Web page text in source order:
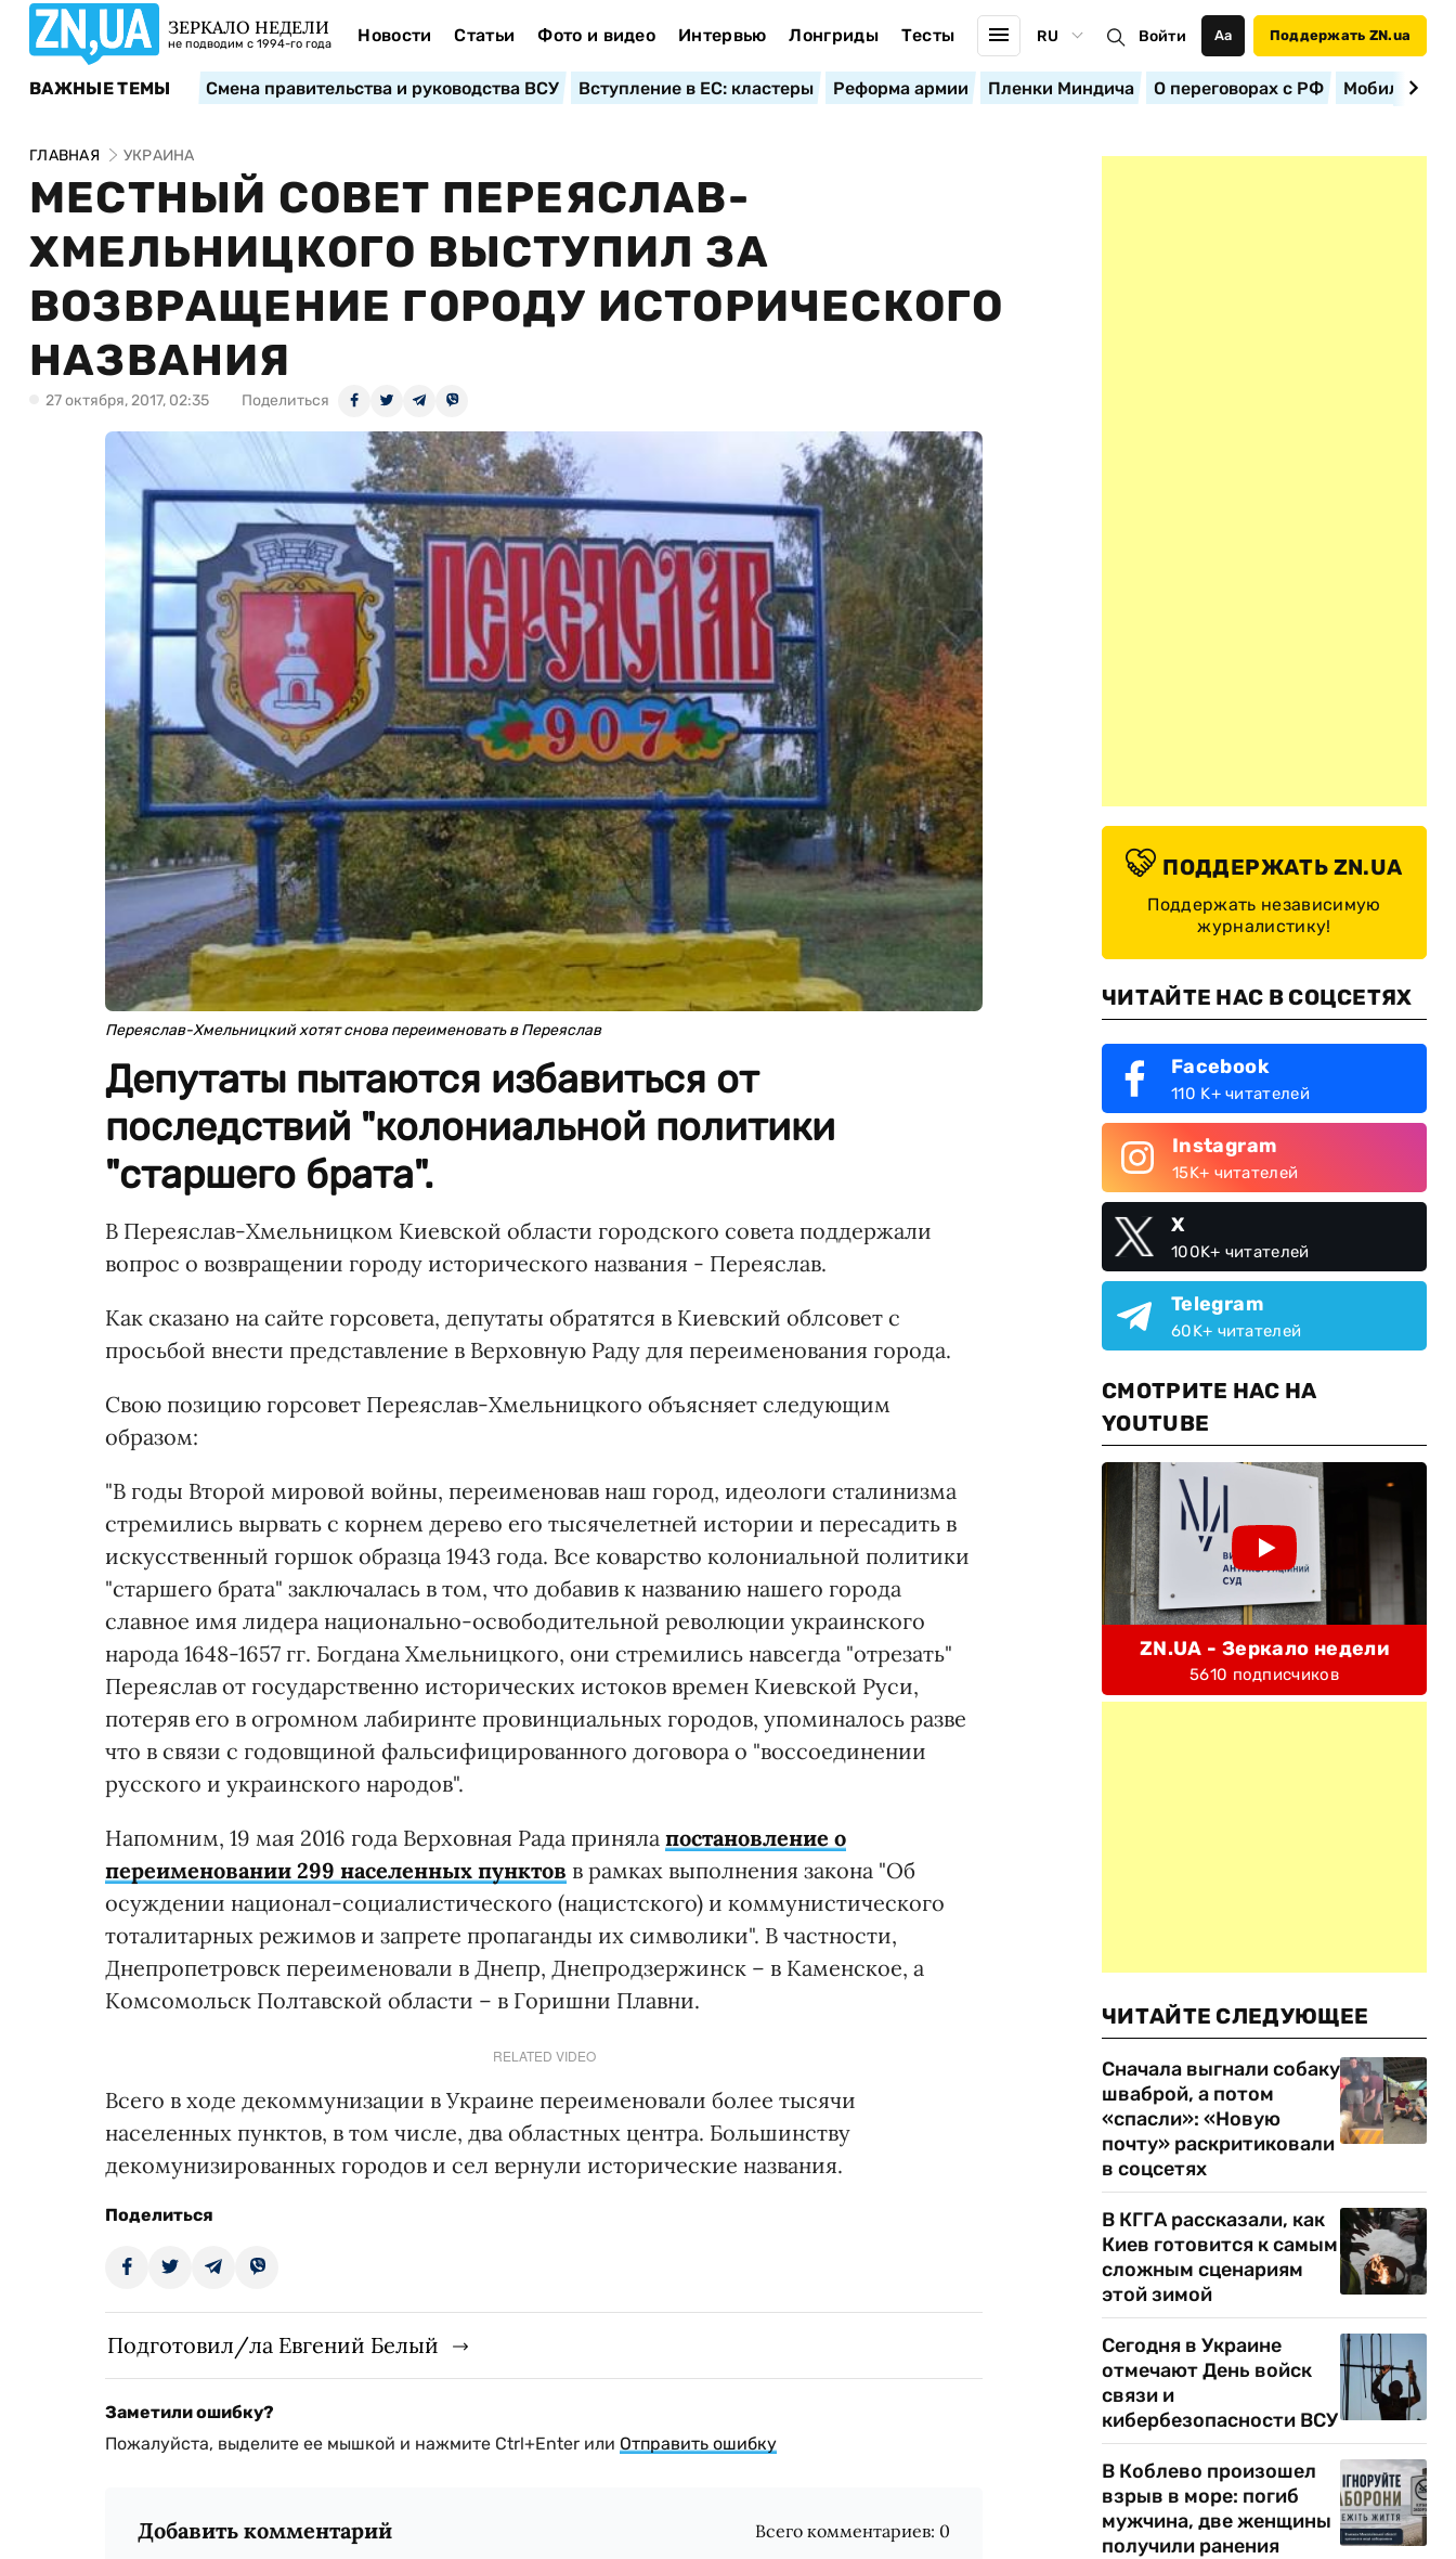
ЗЕРКАЛО НЕДЕЛИ
не подводим с 1994-го года Новости Статьи Фото и видео Интервью Лонгриды Тесты RU Войти Аа Поддержать ZN.ua
ВАЖНЫЕ ТЕМЫ Смена правительства и руководства ВСУ Вступление в ЕС: кластеры Реформа армии Пленки Миндича О переговорах с РФ
ГЛАВНАЯ УКРАИНА
МЕСТНЫЙ СОВЕТ ПЕРЕЯСЛАВ-
ХМЕЛЬНИЦКОГО ВЫСТУПИЛ ЗА
ВОЗВРАЩЕНИЕ ГОРОДУ ИСТОРИЧЕСКОГО
НАЗВАНИЯ
27 октября, 2017, 02:35 Поделиться
Переяслав-Хмельницкий хотят снова переименовать в Переяслав
Депутаты пытаются избавиться от
последствий "колониальной политики
"старшего брата".
В Переяслав-Хмельницком Киевской области городского совета поддержали
вопрос о возвращении городу исторического названия - Переяслав.
Как сказано на сайте горсовета, депутаты обратятся в Киевский облсовет с
просьбой внести представление в Верховную Раду для переименования города.
Свою позицию горсовет Переяслав-Хмельницкого объясняет следующим
образом:
"В годы Второй мировой войны, переименовав наш город, идеологи сталинизма
стремились вырвать с корнем дерево его тысячелетней истории и пересадить в
искусственный горшок образца 1943 года. Все коварство колониальной политики
"старшего брата" заключалась в том, что добавив к названию нашего города
славное имя лидера национально-освободительной революции украинского
народа 1648-1657 гг. Богдана Хмельницкого, они стремились навсегда "отрезать"
Переяслав от государственно исторических истоков времен Киевской Руси,
потеряв его в огромном лабиринте провинциальных городов, упоминалось разве
что в связи с годовщиной фальсифицированного договора о "воссоединении
русского и украинского народов".
Напомним, 19 мая 2016 года Верховная Рада приняла постановление о
переименовании 299 населенных пунктов в рамках выполнения закона "Об
осуждении национал-социалистического (нацистского) и коммунистического
тоталитарных режимов и запрете пропаганды их символики". В частности,
Днепропетровск переименовали в Днепр, Днепродзержинск – в Каменское, а
Комсомольск Полтавской области – в Горишни Плавни.
RELATED VIDEO
Всего в ходе декоммунизации в Украине переименовали более тысячи
населенных пунктов, в том числе, два областных центра. Большинству
декомунизированных городов и сел вернули исторические названия.
Поделиться
Подготовил/ла Евгений Белый
Заметили ошибку?
Пожалуйста, выделите ее мышкой и нажмите Ctrl+Enter или Отправить ошибку
Добавить комментарий Всего комментариев: 0
ПОДДЕРЖАТЬ ZN.UA
Поддержать независимую
журналистику!
ЧИТАЙТЕ НАС В СОЦСЕТЯХ
Facebook
110 K+ читателей
Instagram
15K+ читателей
X
100K+ читателей
Telegram
60K+ читателей
СМОТРИТЕ НАС НА
YOUTUBE
ZN.UA - Зеркало недели
5610 подписчиков
ЧИТАЙТЕ СЛЕДУЮЩЕЕ
Сначала выгнали собаку
шваброй, а потом
«спасли»: «Новую
почту» раскритиковали
в соцсетях
В КГГА рассказали, как
Киев готовится к самым
сложным сценариям
этой зимой
Сегодня в Украине
отмечают День войск
связи и
кибербезопасности ВСУ
В Коблево произошел
взрыв в море: погиб
мужчина, две женщины
получили ранения